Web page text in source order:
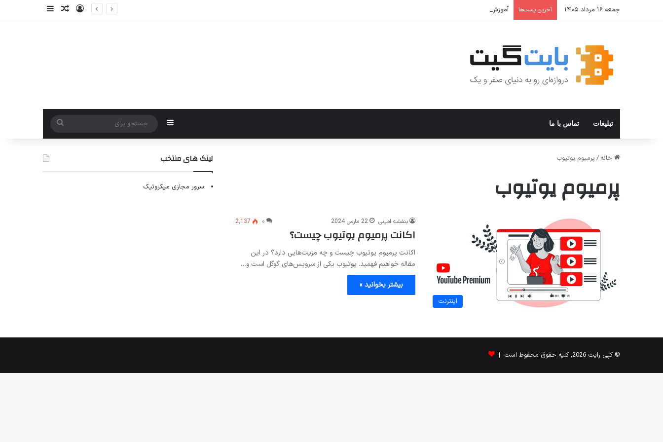
جمعه ۱۶ مرداد ۱۴۰۵ آخرین پست‌ها آموزش جامع Cron Job در Hermes Agent؛ قابلیت زمان‌بندی خودکار وظایف ورودنوشته تصادفی
سایدبار
تبلیغات تماس با ما سایدبار
جستجو
برای
خانه / پرمیوم یوتیوب
پرمیوم یوتیوب
اینترنت
بنفشه امینی 22 مارس 2024 ۰ 2,137
اکانت پرمیوم یوتیوب چیست؟
اکانت پرمیوم یوتیوب چیست و چه مزیت‌هایی دارد؟ در این
مقاله خواهیم فهمید. یوتیوب یکی از سرویس‌های گوگل است و…
بیشتر بخوانید »
لینک های منتخب
سرور مجازی میکروتیک
© کپی رایت 2026, کلیه حقوق محفوظ است |